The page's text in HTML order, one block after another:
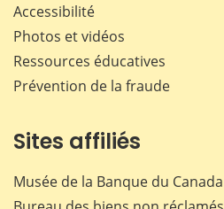
Accessibilité
Photos et vidéos
Ressources éducatives
Prévention de la fraude
Sites affiliés
Musée de la Banque du Canada